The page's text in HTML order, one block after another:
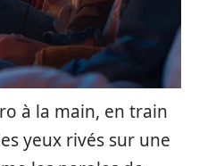
à la main, en train
yeux rivés sur une